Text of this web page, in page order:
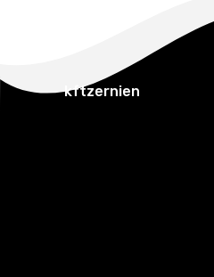
kftzernien